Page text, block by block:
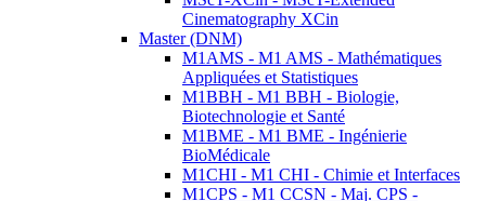
Cinematography XCin
Master (DNM)
M1AMS - M1 AMS - Mathématiques
Appliquées et Statistiques
M1BBH - M1 BBH - Biologie,
Biotechnologie et Santé
M1BME - M1 BME - Ingénierie
BioMédicale
M1CHI - M1 CHI - Chimie et Interfaces
M1CPS - M1 CCSN - Maj. CPS -